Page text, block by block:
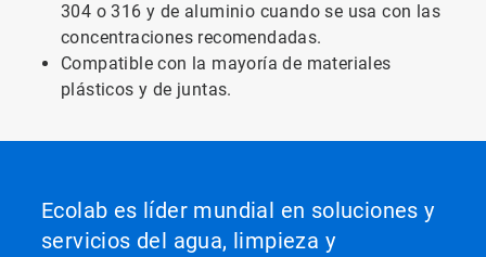
304 o 316 y de aluminio cuando se usa con las
concentraciones recomendadas.
Compatible con la mayoría de materiales
plásticos y de juntas.
Ecolab es líder mundial en soluciones y
servicios del agua, limpieza y